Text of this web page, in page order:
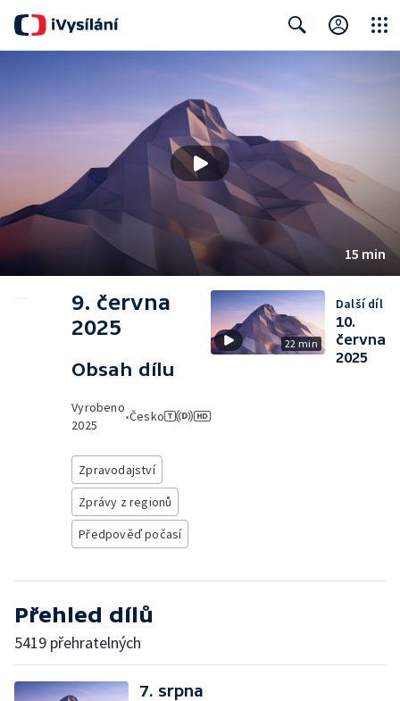
15 min
9. června
2025
Obsah dílu
Vyrobeno
2025
•Česko
Zpravodajství
Zprávy z regionů
Předpověď počasí
22 min
Další díl
10.
června
2025
Přehled dílů
5419 přehratelných
7. srpna